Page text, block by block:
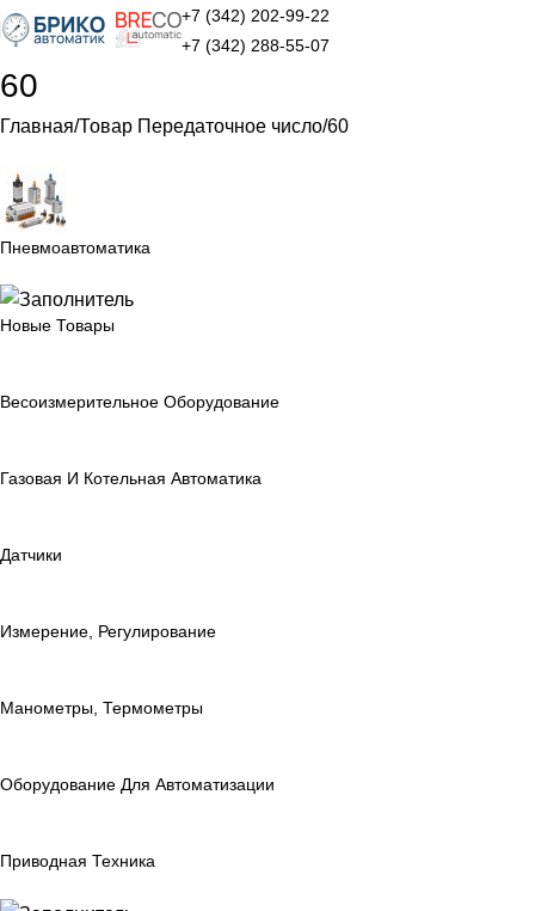
+7 (342) 202-99-22
+7 (342) 288-55-07
60
Главная Товар Передаточное число 60
Пневмоавтоматика
Новые Товары
Весоизмерительное Оборудование
Газовая И Котельная Автоматика
Датчики
Измерение, Регулирование
Манометры, Термометры
Оборудование Для Автоматизации
Приводная Техника